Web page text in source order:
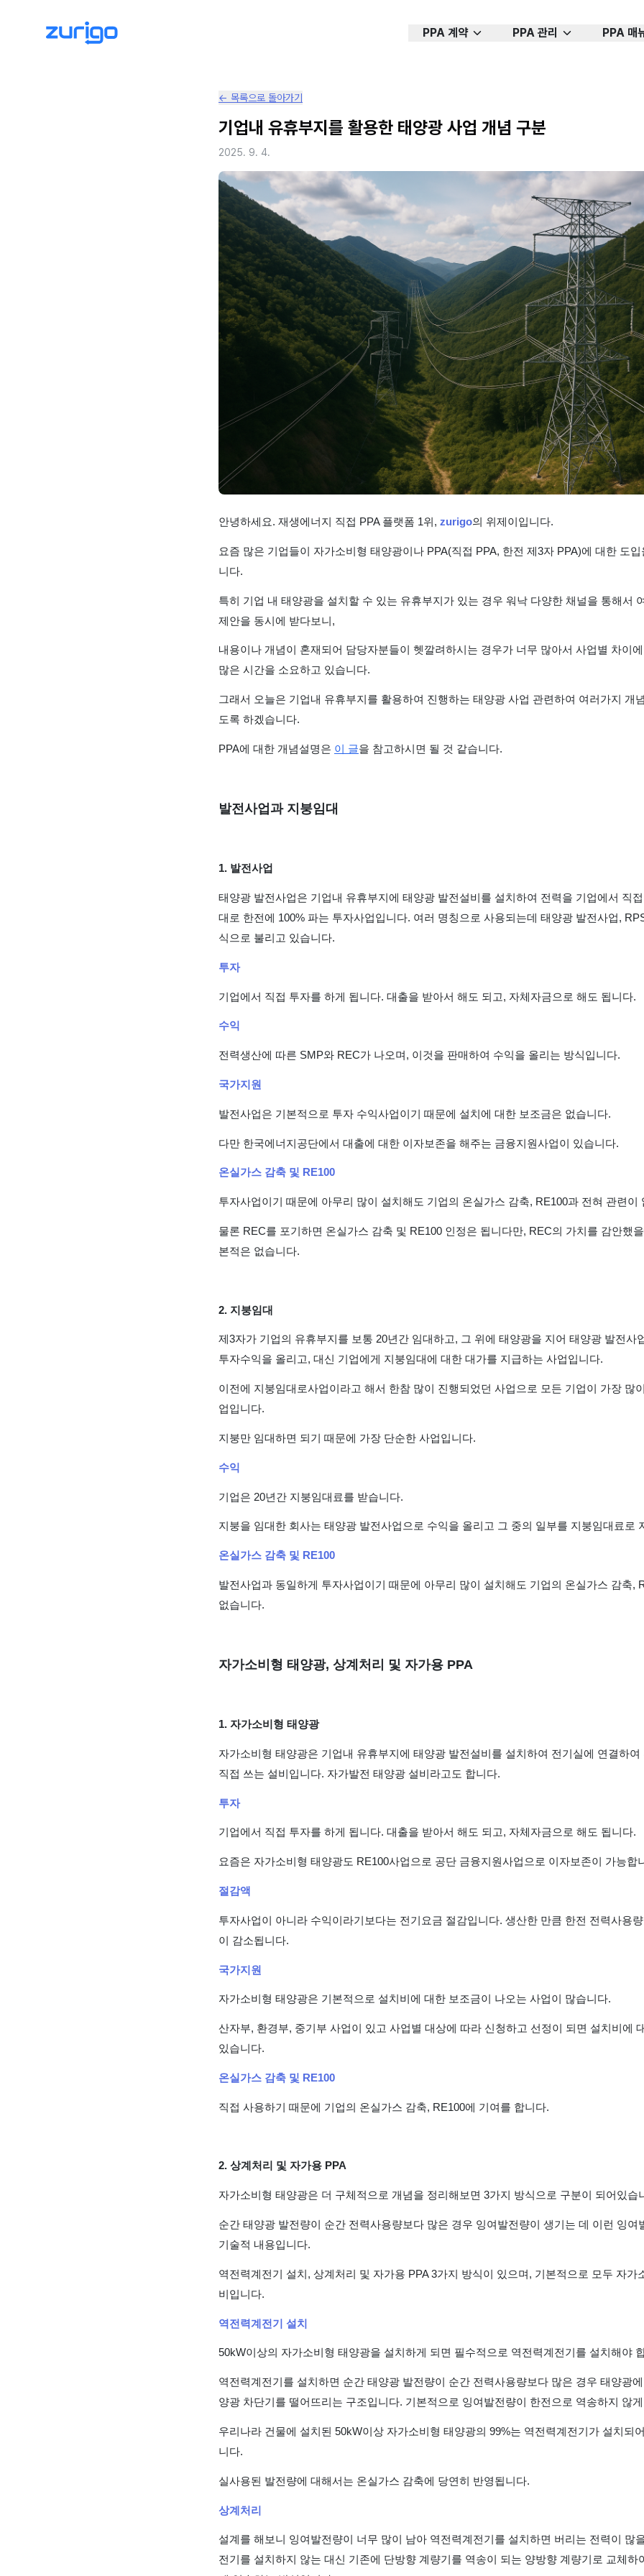
PPA 계약 PPA 관리 PPA 매
← 목록으로 돌아가기
기업내 유휴부지를 활용한 태양광 사업 개념 구분
2025. 9. 4.
안녕하세요. 재생에너지 직접 PPA 플랫폼 1위, zurigo의 위제이입니다.
요즘 많은 기업들이 자가소비형 태양광이나 PPA(직접 PPA, 한전 제3자 PPA)에 대한 도
니다.
특히 기업 내 태양광을 설치할 수 있는 유휴부지가 있는 경우 워낙 다양한 채널을 통해서
제안을 동시에 받다보니,
내용이나 개념이 혼재되어 담당자분들이 헷깔려하시는 경우가 너무 많아서 사업별 차이에
많은 시간을 소요하고 있습니다.
그래서 오늘은 기업내 유휴부지를 활용하여 진행하는 태양광 사업 관련하여 여러가지 개
도록 하겠습니다.
PPA에 대한 개념설명은 이 글을 참고하시면 될 것 같습니다.
발전사업과 지붕임대
1. 발전사업
태양광 발전사업은 기업내 유휴부지에 태양광 발전설비를 설치하여 전력을 기업에서 직
대로 한전에 100% 파는 투자사업입니다. 여러 명칭으로 사용되는데 태양광 발전사업,
식으로 불리고 있습니다.
투자
기업에서 직접 투자를 하게 됩니다. 대출을 받아서 해도 되고, 자체자금으로 해도 됩니다.
수익
전력생산에 따른 SMP와 REC가 나오며, 이것을 판매하여 수익을 올리는 방식입니다.
국가지원
발전사업은 기본적으로 투자 수익사업이기 때문에 설치에 대한 보조금은 없습니다.
다만 한국에너지공단에서 대출에 대한 이자보존을 해주는 금융지원사업이 있습니다.
온실가스 감축 및 RE100
투자사업이기 때문에 아무리 많이 설치해도 기업의 온실가스 감축, RE100과 전혀 관련이
물론 REC를 포기하면 온실가스 감축 및 RE100 인정은 됩니다만, REC의 가치를 감안했
본적은 없습니다.
2. 지붕임대
제3자가 기업의 유휴부지를 보통 20년간 임대하고, 그 위에 태양광을 지어 태양광 발전사
투자수익을 올리고, 대신 기업에게 지붕임대에 대한 대가를 지급하는 사업입니다.
이전에 지붕임대로사업이라고 해서 한참 많이 진행되었던 사업으로 모든 기업이 가장 많
업입니다.
지붕만 임대하면 되기 때문에 가장 단순한 사업입니다.
수익
기업은 20년간 지붕임대료를 받습니다.
지붕을 임대한 회사는 태양광 발전사업으로 수익을 올리고 그 중의 일부를 지붕임대료로
온실가스 감축 및 RE100
발전사업과 동일하게 투자사업이기 때문에 아무리 많이 설치해도 기업의 온실가스 감축,
없습니다.
자가소비형 태양광, 상계처리 및 자가용 PPA
1. 자가소비형 태양광
자가소비형 태양광은 기업내 유휴부지에 태양광 발전설비를 설치하여 전기실에 연결하여
직접 쓰는 설비입니다. 자가발전 태양광 설비라고도 합니다.
투자
기업에서 직접 투자를 하게 됩니다. 대출을 받아서 해도 되고, 자체자금으로 해도 됩니다.
요즘은 자가소비형 태양광도 RE100사업으로 공단 금융지원사업으로 이자보존이 가능합
절감액
투자사업이 아니라 수익이라기보다는 전기요금 절감입니다. 생산한 만큼 한전 전력사용
이 감소됩니다.
국가지원
자가소비형 태양광은 기본적으로 설치비에 대한 보조금이 나오는 사업이 많습니다.
산자부, 환경부, 중기부 사업이 있고 사업별 대상에 따라 신청하고 선정이 되면 설치비에
있습니다.
온실가스 감축 및 RE100
직접 사용하기 때문에 기업의 온실가스 감축, RE100에 기여를 합니다.
2. 상계처리 및 자가용 PPA
자가소비형 태양광은 더 구체적으로 개념을 정리해보면 3가지 방식으로 구분이 되어있습
순간 태양광 발전량이 순간 전력사용량보다 많은 경우 잉여발전량이 생기는 데 이런 잉여
기술적 내용입니다.
역전력계전기 설치, 상계처리 및 자가용 PPA 3가지 방식이 있으며, 기본적으로 모두 자가
비입니다.
역전력계전기 설치
50kW이상의 자가소비형 태양광을 설치하게 되면 필수적으로 역전력계전기를 설치해야
역전력계전기를 설치하면 순간 태양광 발전량이 순간 전력사용량보다 많은 경우 태양광
양광 차단기를 떨어뜨리는 구조입니다. 기본적으로 잉여발전량이 한전으로 역송하지 않
우리나라 건물에 설치된 50kW이상 자가소비형 태양광의 99%는 역전력계전기가 설치되
니다.
실사용된 발전량에 대해서는 온실가스 감축에 당연히 반영됩니다.
상계처리
설계를 해보니 잉여발전량이 너무 많이 남아 역전력계전기를 설치하면 버리는 전력이 많
전기를 설치하지 않는 대신 기존에 단방향 계량기를 역송이 되는 양방향 계량기로 교체하